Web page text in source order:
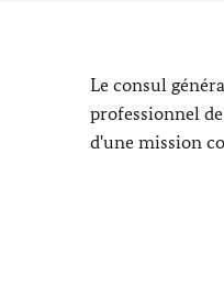
Le consul
professionnel
d'une mission